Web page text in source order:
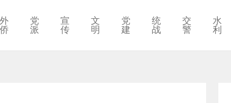
外
侨
党
派
宣
传
文
明
党
建
统
战
交
警
水
利